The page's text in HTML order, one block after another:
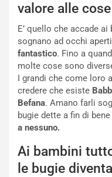
valore alle
E’ quello che accade
sognano ad occhi
fantastico. Fino a
molte cose sono
I grandi che come loro
credere che esiste
Befana. Amano farli
bugie dette a fin di
a nessuno.
Ai bambini
le bugie